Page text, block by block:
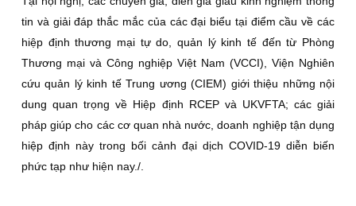
tin và giải đáp thắc mắc của các đại biểu tại điểm cầu về các
hiệp định thương mại tự do, quản lý kinh tế đến từ Phòng
Thương mại và Công nghiệp Việt Nam (VCCI), Viện Nghiên
cứu quản lý kinh tế Trung ương (CIEM) giới thiệu những nội
dung quan trọng về Hiệp định RCEP và UKVFTA; các giải
pháp giúp cho các cơ quan nhà nước, doanh nghiệp tận dụng
hiệp định này trong bối cảnh đại dịch COVID-19 diễn biến
phức tạp như hiện nay./.